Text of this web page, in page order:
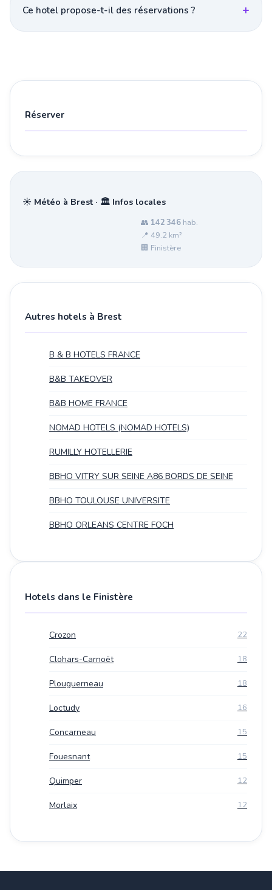
Ce hotel propose-t-il des réservations ?
Réserver
☀️ Météo à Brest · 🏛️ Infos locales
👥 142 346 hab.
📍 49.2 km²
🏢 Finistère
Autres hotels à Brest
B & B HOTELS FRANCE
B&B TAKEOVER
B&B HOME FRANCE
NOMAD HOTELS (NOMAD HOTELS)
RUMILLY HOTELLERIE
BBHO VITRY SUR SEINE A86 BORDS DE SEINE
BBHO TOULOUSE UNIVERSITE
BBHO ORLEANS CENTRE FOCH
Hotels dans le Finistère
Crozon 22
Clohars-Carnoët 18
Plouguerneau 18
Loctudy 16
Concarneau 15
Fouesnant 15
Quimper 12
Morlaix 12